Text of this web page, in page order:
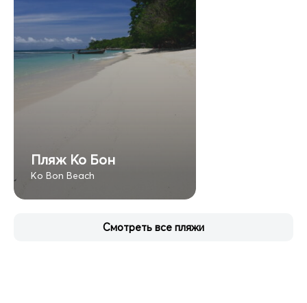
Пляж Ко Бон
Ko Bon Beach
Смотреть все пляжи